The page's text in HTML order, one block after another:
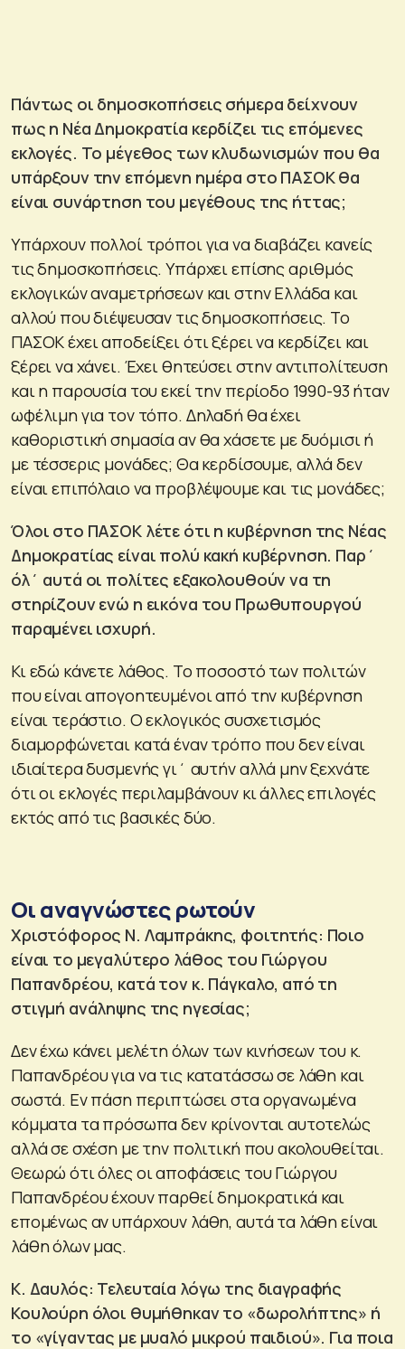
Πάντως οι δημοσκοπήσεις σήμερα δείχνουν
πως η Νέα Δημοκρατία κερδίζει τις επόμενες
εκλογές. Το μέγεθος των κλυδωνισμών που θα
υπάρξουν την επόμενη ημέρα στο ΠΑΣΟΚ θα
είναι συνάρτηση του μεγέθους της ήττας;
Υπάρχουν πολλοί τρόποι για να διαβάζει κανείς
τις δημοσκοπήσεις. Υπάρχει επίσης αριθμός
εκλογικών αναμετρήσεων και στην Ελλάδα και
αλλού που διέψευσαν τις δημοσκοπήσεις. Το
ΠΑΣΟΚ έχει αποδείξει ότι ξέρει να κερδίζει και
ξέρει να χάνει. Έχει θητεύσει στην αντιπολίτευση
και η παρουσία του εκεί την περίοδο 1990-93 ήταν
ωφέλιμη για τον τόπο. Δηλαδή θα έχει
καθοριστική σημασία αν θα χάσετε με δυόμισι ή
με τέσσερις μονάδες; Θα κερδίσουμε, αλλά δεν
είναι επιπόλαιο να προβλέψουμε και τις μονάδες;
Όλοι στο ΠΑΣΟΚ λέτε ότι η κυβέρνηση της Νέας
Δημοκρατίας είναι πολύ κακή κυβέρνηση. Παρ΄
όλ΄ αυτά οι πολίτες εξακολουθούν να τη
στηρίζουν ενώ η εικόνα του Πρωθυπουργού
παραμένει ισχυρή.
Κι εδώ κάνετε λάθος. Το ποσοστό των πολιτών
που είναι απογοητευμένοι από την κυβέρνηση
είναι τεράστιο. Ο εκλογικός συσχετισμός
διαμορφώνεται κατά έναν τρόπο που δεν είναι
ιδιαίτερα δυσμενής γι΄ αυτήν αλλά μην ξεχνάτε
ότι οι εκλογές περιλαμβάνουν κι άλλες επιλογές
εκτός από τις βασικές δύο.
Οι αναγνώστες ρωτούν
Χριστόφορος Ν. Λαμπράκης, φοιτητής: Ποιο
είναι το μεγαλύτερο λάθος του Γιώργου
Παπανδρέου, κατά τον κ. Πάγκαλο, από τη
στιγμή ανάληψης της ηγεσίας;
Δεν έχω κάνει μελέτη όλων των κινήσεων του κ.
Παπανδρέου για να τις κατατάσσω σε λάθη και
σωστά. Εν πάση περιπτώσει στα οργανωμένα
κόμματα τα πρόσωπα δεν κρίνονται αυτοτελώς
αλλά σε σχέση με την πολιτική που ακολουθείται.
Θεωρώ ότι όλες οι αποφάσεις του Γιώργου
Παπανδρέου έχουν παρθεί δημοκρατικά και
επομένως αν υπάρχουν λάθη, αυτά τα λάθη είναι
λάθη όλων μας.
Κ. Δαυλός: Τελευταία λόγω της διαγραφής
Κουλούρη όλοι θυμήθηκαν το «δωρολήπτης» ή
το «γίγαντας με μυαλό μικρού παιδιού». Για ποια